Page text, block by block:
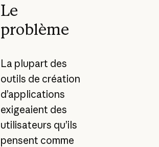
Le
problème
La plupart des
outils de création
d’applications
exigeaient des
utilisateurs qu’ils
pensent comme